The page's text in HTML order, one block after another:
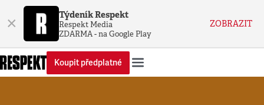
× Týdeník Respekt
Respekt Media
ZDARMA - na Google Play
ZOBRAZIT
Koupit předplatné